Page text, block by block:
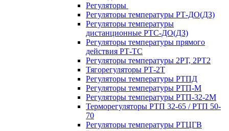
Регуляторы
Регуляторы температуры РТ-ДО(ДЗ)
Регуляторы температуры
дистанционные РТС-ДО(ДЗ)
Регуляторы температуры прямого
действия РТ-ТС
Регуляторы температуры 2РТ, 2РT2
Тягорегуляторы РТ-2Т
Регуляторы температуры РТПД
Регуляторы температуры РТП-M
Регуляторы температуры РТП-32-2М
Терморегуляторы РТП 32-65 / РТП 50-
70
Регуляторы температуры РТЦГВ